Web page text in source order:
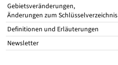
Gebietsveränderungen,
Änderungen zum Schlüsselverzeichnis
Definitionen und Erläuterungen
Newsletter